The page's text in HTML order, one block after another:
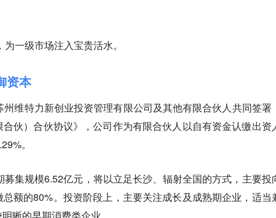
一级市场注入宝贵活水。
资本
维特力新创业投资管理有限公司及其他有限合伙人共同签署
伙）合伙协议》，公司作为有限合伙人以自有资金认缴出资
。
集规模6.52亿元，将以立足长沙、辐射全国的方式，主要投
额的80%。投资阶段上，主要关注成长及成熟期企业，适当